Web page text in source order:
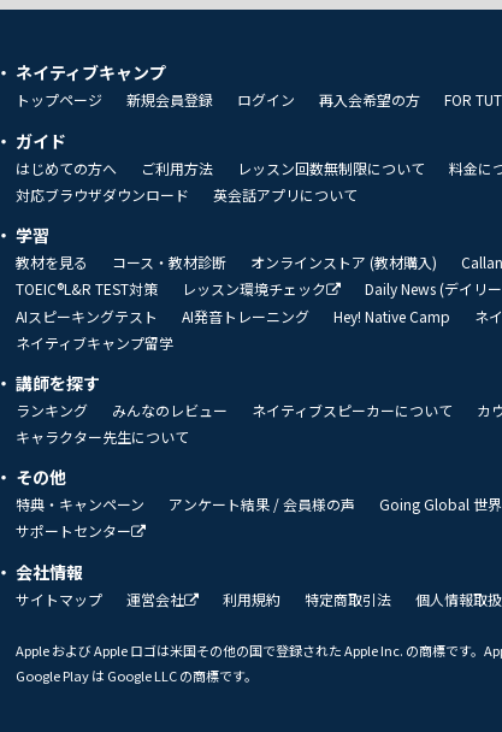
ネイティブキャンプ
トップページ 新規会員登録 ログイン 再入会希望の方 FOR
ガイド
はじめての方へ ご利用方法 レッスン回数無制限について 料金に
対応ブラウザダウンロード
英会話アプリについて
学習
教材を見る コース・教材診断 オンラインストア (教材購入)
TOEIC®L&R TEST対策
レッスン環境チェック Daily News (デイリ
AIスピーキングテスト
AI発音トレーニング Hey! Native Camp ネ
ネイティブキャンプ留学
講師を探す
ランキング みんなのレビュー ネイティブスピーカーについて
カ
キャラクター先生について
その他
特典・キャンペーン アンケート結果 / 会員様の声 Going Global 世
サポートセンター
会社情報
サイトマップ 運営会社 利用規約 特定商取引法 個人情報取
Apple および Apple ロゴは米国その他の国で登録された Apple Inc. の商標です。
Google Play は Google LLC の商標です。